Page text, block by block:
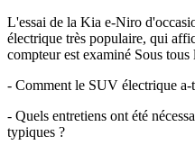
L'essai de la Kia e-Niro
électrique très populaire, qui
compteur est examiné Sous tous
- Comment le SUV électrique a-
- Quels entretiens ont été
typiques ?